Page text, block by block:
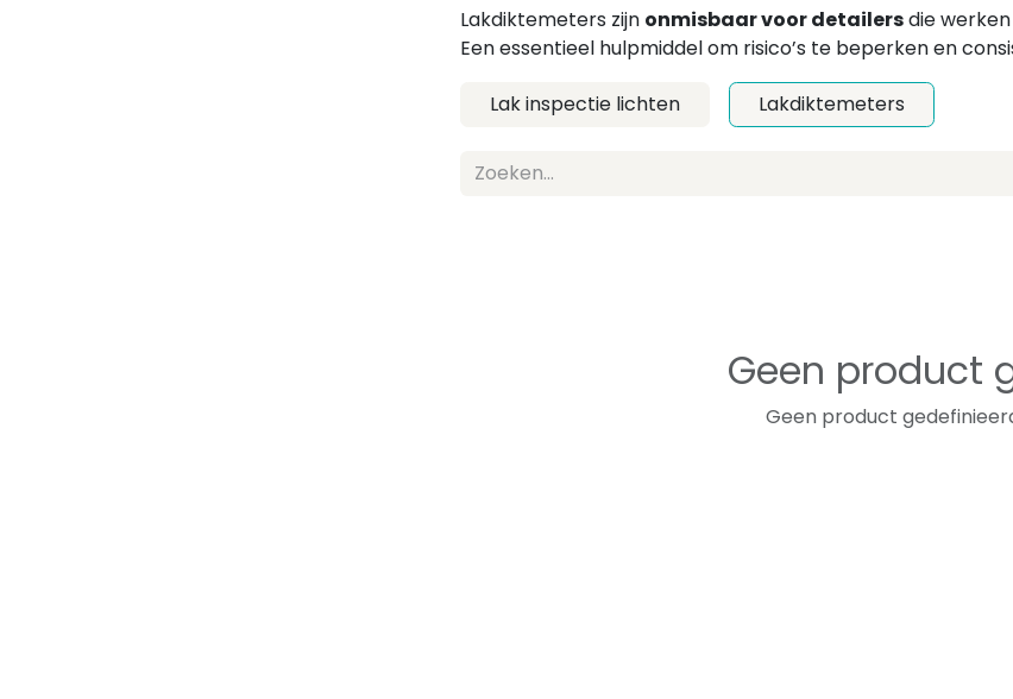
Lakdiktemeters zijn onmisbaar voor detailersdie
Een essentieel hulpmiddel om risico’s te beperken en
Lak inspectie lichten Lakdiktemeters
Geen product
Geen product